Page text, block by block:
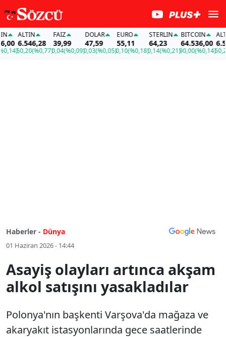
ALTIN
6.546,28
50,20(%0,77)
FAİZ
39,99
0,04(%0,09)
DOLAR
47,59
0,03(%0,05)
EURO
55,11
0,10(%0,18)
STERLIN
64,23
0,14(%0,21)
BITCOIN
64.536,00
90,00(%0,14)
ALTIN
50,20
Haberler - Dünya
01 Haziran 2026 - 14:44
Asayiş olayları artınca akşam
alkol satışını yasakladılar
Polonya'nın başkenti Varşova'da mağaza ve
akaryakıt istasyonlarında gece saatlerinde